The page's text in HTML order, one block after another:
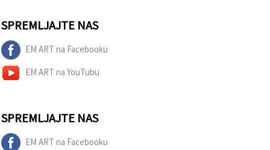
SPREMLJAJTE NAS
EM ART na Facebooku
EM ART na YouTubu
SPREMLJAJTE NAS
EM ART na Facebooku